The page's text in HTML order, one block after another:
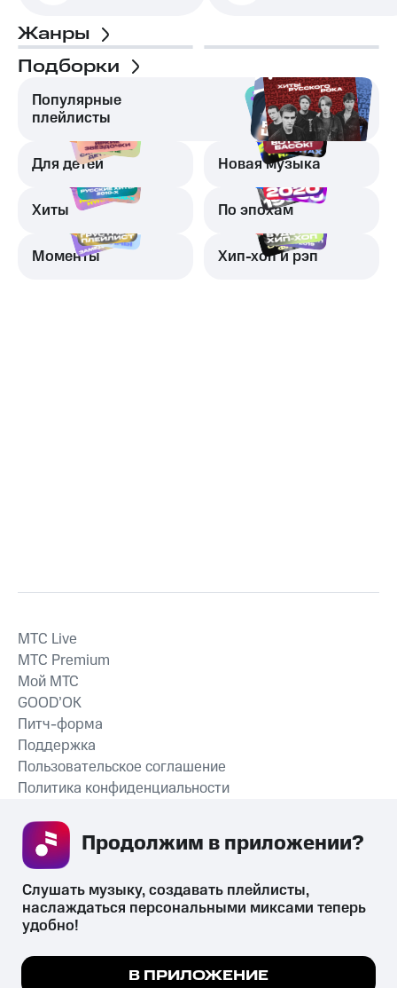
Жанры
Подборки
Популярные
плейлисты
Для детей Новая музыка
Хиты По эпохам
Моменты Хип-хоп и рэп
СКАЧАТЬ ПРИЛОЖЕНИЕ
MTС Live
MTС Premium
Мой МТС
GOOD’OK
Питч-форма
Поддержка
Пользовательское соглашение
Политика конфиденциальности
психотропных веществ, их аналогов причиняет вред здоровью,
их незаконный оборот запрещён и влечёт установленную
Мы используем куки, чтобы на сайте все
Слушать музыку, создавать плейлисты,
наслаждаться персональными миксами теперь
удобно!
В ПРИЛОЖЕНИЕ